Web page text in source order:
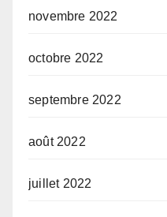
novembre 2022
octobre 2022
septembre 2022
août 2022
juillet 2022